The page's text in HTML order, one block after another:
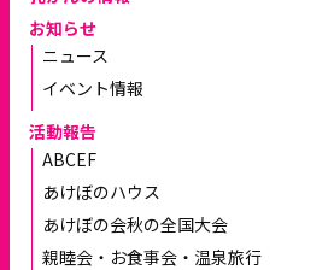
お知らせ
ニュース
イベント情報
活動報告
ABCEF
あけぼのハウス
あけぼの会秋の全国大会
親睦会・お食事会・温泉旅行